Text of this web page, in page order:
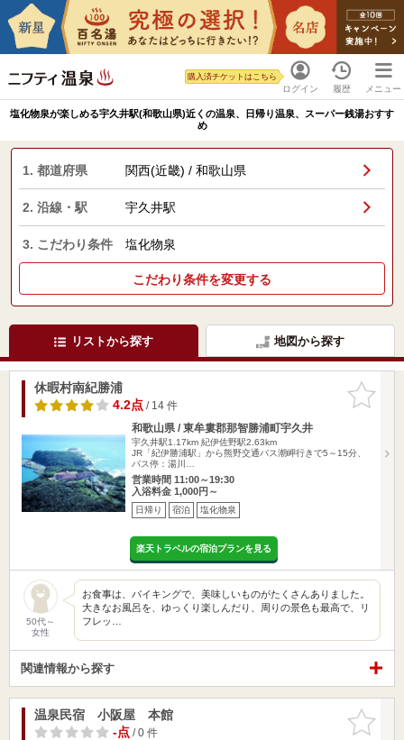
ログイン
購入済チケットはこちら
履歴 メニュー
塩化物泉が楽しめる宇久井駅(和歌山県)近くの温泉、日帰り温泉、スーパー銭湯おすす
め
1. 都道府県 関西(近畿) / 和歌山県
2. 沿線・駅 宇久井駅
3. こだわり条件 塩化物泉
こだわり条件を変更する
リストから探す 地図から探す
お気に入
りに追加
休暇村南紀勝浦
4.2点/ 14 件
和歌山県 / 東牟婁郡那智勝浦町宇久井
宇久井駅1.17km 紀伊佐野駅2.63km
JR「紀伊勝浦駅」から熊野交通バス潮岬行きで5～15分、
バス停：湯川…
営業時間 11:00～19:30
入浴料金 1,000円～
日帰り 宿泊 塩化物泉
楽天トラベルの宿泊プランを見る
50代～
女性
お食事は、バイキングで、美味しいものがたくさんありました。
大きなお風呂を、ゆっくり楽しんだり、周りの景色も最高で、リ
フレッ…
関連情報から探す
お気に入
りに追加
温泉民宿 小阪屋 本館
-点/ 0 件